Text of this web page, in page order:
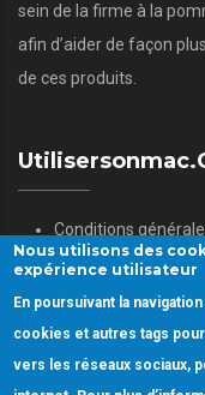
sein de la firme à la
afin d’aider de façon
de ces produits.
Conditions
Mentions légales
Politique des
Gestion des Cookies
Nous utilisons des
expérience utilisateur
En poursuivant la
cookies et autres tags
vers les réseaux sociaux,